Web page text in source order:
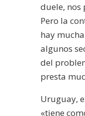
duele, nos
Pero la
hay
algunos
del
presta
Uruguay,
«tiene